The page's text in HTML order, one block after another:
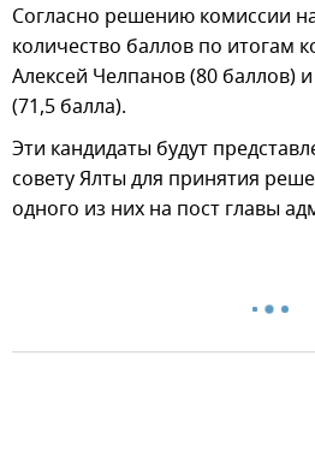
Согласно решению комиссии
количество баллов по итогам
Алексей Челпанов (80 баллов)
(71,5 балла).
Эти кандидаты будут
совету Ялты для принятия
одного из них на пост главы